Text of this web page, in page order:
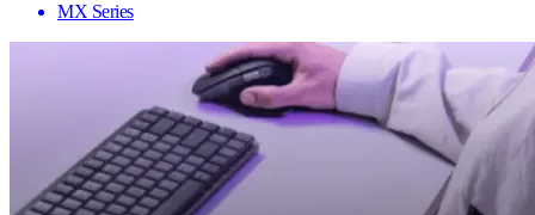
MX Series